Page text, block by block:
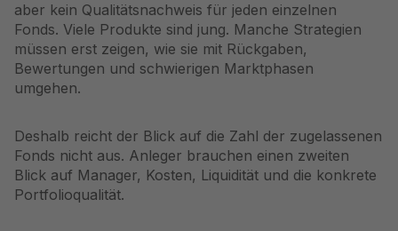
aber kein Qualitätsnachweis für jeden einzelnen
Fonds. Viele Produkte sind jung. Manche Strategien
müssen erst zeigen, wie sie mit Rückgaben,
Bewertungen und schwierigen Marktphasen
umgehen.
Deshalb reicht der Blick auf die Zahl der zugelassenen
Fonds nicht aus. Anleger brauchen einen zweiten
Blick auf Manager, Kosten, Liquidität und die konkrete
Portfolioqualität.